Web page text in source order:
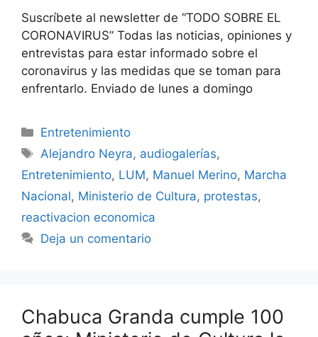
Suscríbete al newsletter de “TODO SOBRE EL
CORONAVIRUS” Todas las noticias, opiniones y
entrevistas para estar informado sobre el
coronavirus y las medidas que se toman para
enfrentarlo. Enviado de lunes a domingo
Categorías
Entretenimiento
Etiquetas
Alejandro Neyra, audiogalerías,
Entretenimiento, LUM, Manuel Merino, Marcha
Nacional, Ministerio de Cultura, protestas,
reactivacion economica
Deja un comentario
Chabuca Granda cumple 100